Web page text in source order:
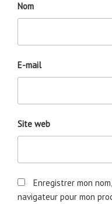
Nom
E-mail
Site web
Enregistrer mon
navigateur pour mon